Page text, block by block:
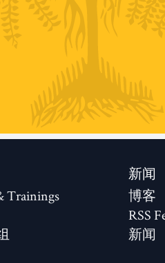
新闻
博客
RSS
新闻
Trainings